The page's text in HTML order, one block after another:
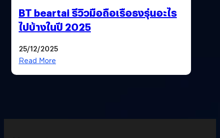
BT beartai รีวิวมือถือเรือธงรุ่นอะไร
ไปบ้างในปี 2025
25/12/2025
Read More